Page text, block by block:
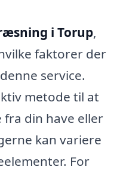
i Torup,
faktorer der
service.
metode til at
din have eller
kan variere
For